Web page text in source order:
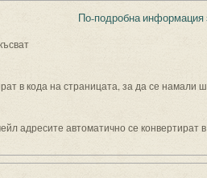
По-подробна информация
в кода на страницата, за да се намали
адресите автоматично се конвертират